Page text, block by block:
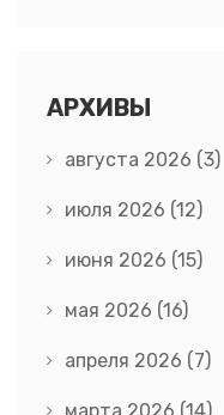
АРХИВЫ
августа 2026 (3)
июля 2026 (12)
июня 2026 (15)
мая 2026 (16)
апреля 2026 (7)